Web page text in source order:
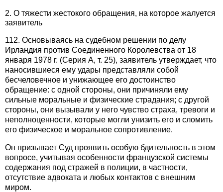
2. О тяжести жестокого обращения, на которое жалуется
заявитель
112. Основываясь на судебном решении по делу
Ирландия против Соединенного Королевства от 18
января 1978 г. (Серия А, т. 25), заявитель утверждает, что
наносившиеся ему удары представляли собой
бесчеловечное и унижающее его достоинство
обращение: с одной стороны, они причиняли ему
сильные моральные и физические страдания; с другой
стороны, они вызывали у него чувство страха, тревоги и
неполноценности, которые могли унизить его и сломить
его физическое и моральное сопротивление.
Он призывает Суд проявить особую бдительность в этом
вопросе, учитывая особенности французской системы
содержания под стражей в полиции, в частности,
отсутствие адвоката и любых контактов с внешним
миром.